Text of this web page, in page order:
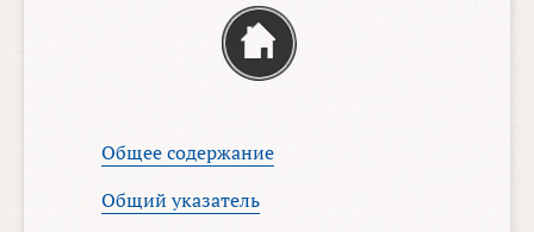
Общее содержание
Общий указатель